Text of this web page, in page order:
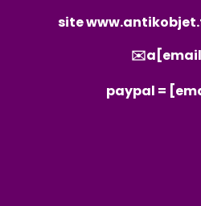
site
✉️a
paypal =